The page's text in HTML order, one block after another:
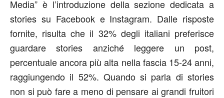
Media” è l’introduzione della sezione dedicata a
stories su Facebook e Instagram. Dalle risposte
fornite, risulta che il 32% degli italiani preferisce
guardare stories anziché leggere un post,
percentuale ancora più alta nella fascia 15-24 anni,
raggiungendo il 52%. Quando si parla di stories
non si può fare a meno di pensare ai grandi fruitori